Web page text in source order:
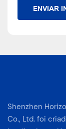
ENVIAR
Shenzhen
Co., Ltd. foi